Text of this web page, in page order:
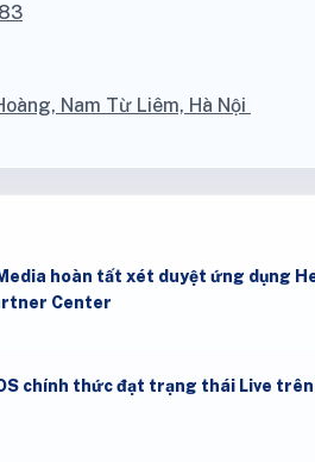
Nam Từ Liêm, Hà Nội
hoàn tất xét duyệt ứng dụng
Center
chính thức đạt trạng thái Live